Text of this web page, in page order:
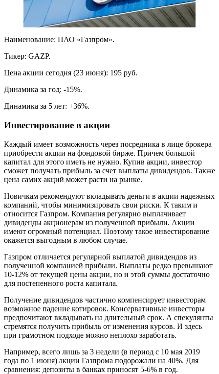
Наименование: ПАО «Газпром».
Тикер: GAZP.
Цена акции сегодня (23 июня): 195 руб.
Динамика за год: -15%.
Динамика за 5 лет: +36%.
Инвестирование в акции
Каждый имеет возможность через посредника в лице брокера
приобрести акции на фондовой бирже. Причем большой
капитал для этого иметь не нужно. Купив акции, инвестор
сможет получать прибыль за счет выплаты дивидендов. Также
цена самих акций может расти на рынке.
Новичкам рекомендуют вкладывать деньги в акции надежных
компаний, чтобы минимизировать свои риски. К таким и
относится Газпром. Компания регулярно выплачивает
дивиденды акционерам из полученной прибыли. Акции
имеют огромный потенциал. Поэтому такое инвестирование
окажется выгодным в любом случае.
Газпром отличается регулярной выплатой дивидендов из
полученной компанией прибыли. Выплаты редко превышают
10-12% от текущей цены акции, но и этой суммы достаточно
для постепенного роста капитала.
Получение дивидендов частично компенсирует инвесторам
возможное падение котировок. Консервативные инвесторы
предпочитают вкладывать на длительный срок. А спекулянты
стремятся получить прибыль от изменения курсов. И здесь
при грамотном подходе можно неплохо заработать.
Например, всего лишь за 3 недели (в период с 10 мая 2019
года по 1 июня) акции Газпрома подорожали на 40%. Для
сравнения: депозиты в банках приносят 5-6% в год.